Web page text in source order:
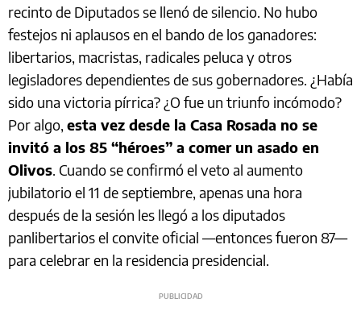
recinto de Diputados se llenó de silencio. No hubo
festejos ni aplausos en el bando de los ganadores:
libertarios, macristas, radicales peluca y otros
legisladores dependientes de sus gobernadores. ¿Había
sido una victoria pírrica? ¿O fue un triunfo incómodo?
Por algo, esta vez desde la Casa Rosada no se
invitó a los 85 “héroes” a comer un asado en
Olivos. Cuando se confirmó el veto al aumento
jubilatorio el 11 de septiembre, apenas una hora
después de la sesión les llegó a los diputados
panlibertarios el convite oficial —entonces fueron 87—
para celebrar en la residencia presidencial.